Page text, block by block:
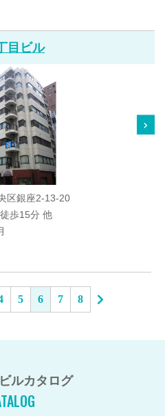
目ビル
区銀座2-13-20
歩15分 他
5 6 7 8
ルカタログ